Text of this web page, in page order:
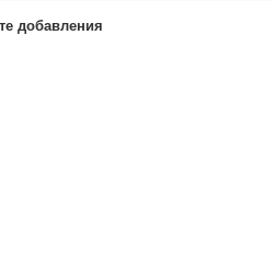
добавления